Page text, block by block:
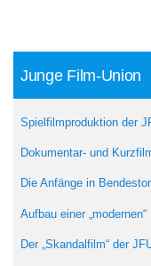
Junge Film-Union
Spielfilmproduktion der
Dokumentar- und
Die Anfänge in
Aufbau einer
Der „Skandalfilm“ der